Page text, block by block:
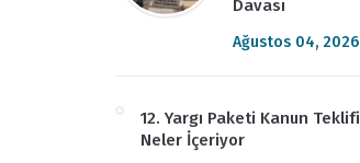
Davası
Ağustos 04, 2026
12. Yargı Paketi Kanun Teklifi
Neler İçeriyor